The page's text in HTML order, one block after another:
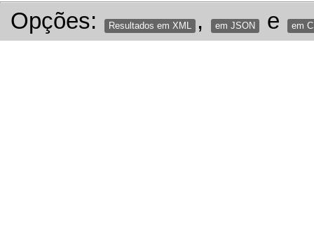
Opções: Resultados em XML , em JSON e em